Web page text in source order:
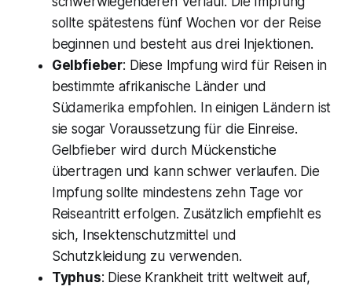
sollte spätestens fünf Wochen vor der Reise
beginnen und besteht aus drei Injektionen.
Gelbfieber: Diese Impfung wird für Reisen in
bestimmte afrikanische Länder und
Südamerika empfohlen. In einigen Ländern ist
sie sogar Voraussetzung für die Einreise.
Gelbfieber wird durch Mückenstiche
übertragen und kann schwer verlaufen. Die
Impfung sollte mindestens zehn Tage vor
Reiseantritt erfolgen. Zusätzlich empfiehlt es
sich, Insektenschutzmittel und
Schutzkleidung zu verwenden.
Typhus: Diese Krankheit tritt weltweit auf,